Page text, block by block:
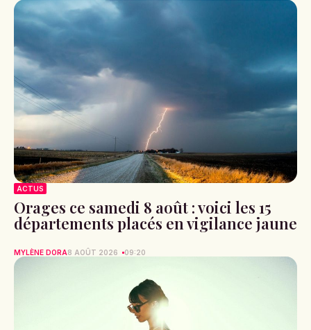
ACTUS
Orages ce samedi 8 août : voici les 15
départements placés en vigilance jaune
MYLÈNE DORA8 AOÛT 2026 09:20